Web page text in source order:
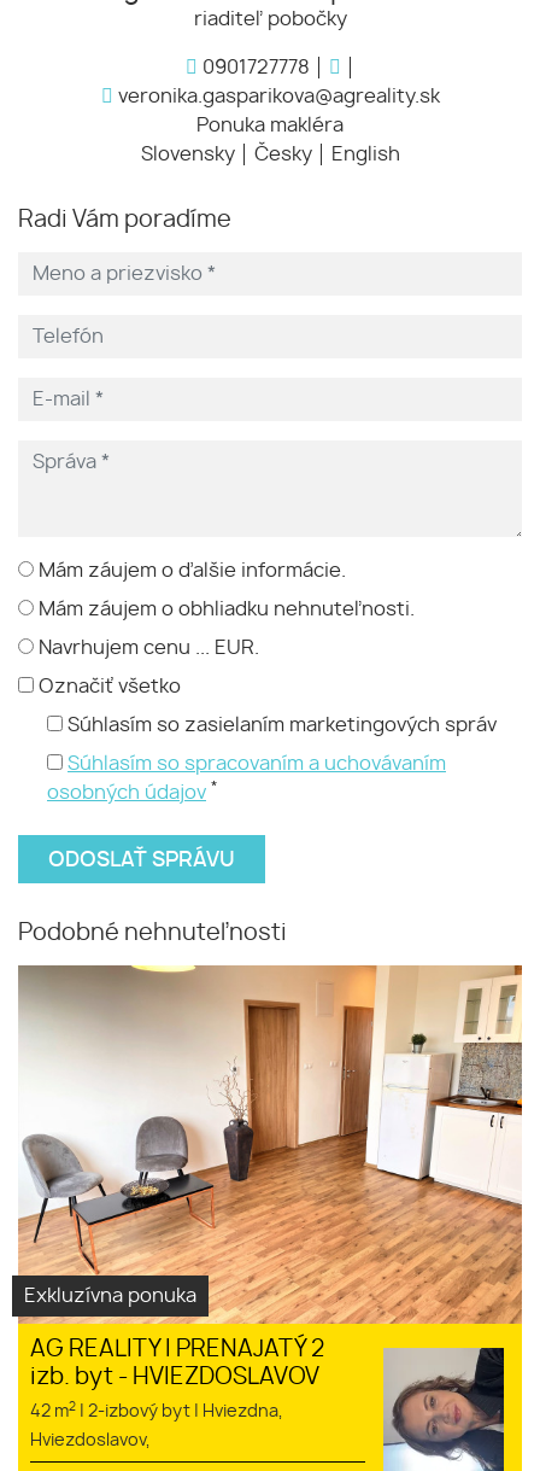
riaditeľ pobočky
0901727778
veronika.gasparikova@agreality.sk
Ponuka makléra
Slovensky
Česky English
Radi Vám poradíme
Mám záujem o ďalšie informácie.
Mám záujem o obhliadku nehnuteľnosti.
Navrhujem cenu ... EUR.
Označiť všetko
Súhlasím so zasielaním marketingových správ
Súhlasím so spracovaním a uchovávaním
osobných údajov *
Podobné nehnuteľnosti
Exkluzívna ponuka
AG REALITY I PRENAJATÝ 2
izb. byt - HVIEZDOSLAVOV
42 m2 2-izbový byt
Hviezdna,
Hviezdoslavov,